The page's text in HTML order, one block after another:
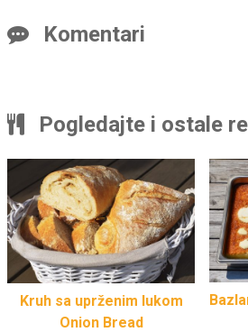
Komentari
Pogledajte i ostale
Kruh sa uprženim lukom
Onion Bread